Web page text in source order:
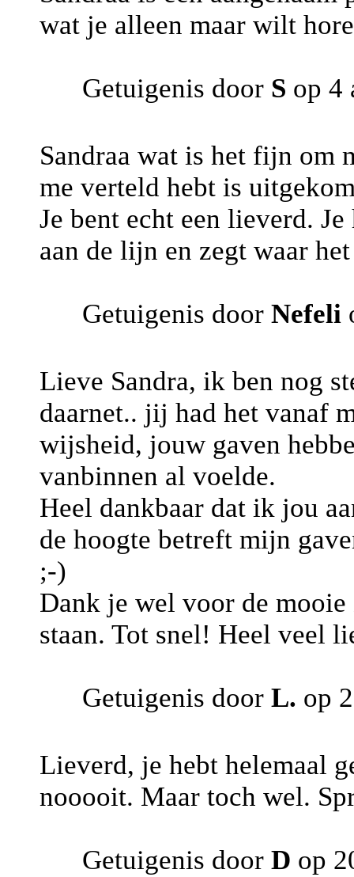
wat je alleen maar wilt
Getuigenis door S op 4
Sandraa wat is het fijn om
me verteld hebt is
Je bent echt een lieverd.
aan de lijn en zegt waar
Getuigenis door Nefeli
Lieve Sandra, ik ben nog
daarnet.. jij had het vanaf
wijsheid, jouw gaven
vanbinnen al voelde.
Heel dankbaar dat ik jou
de hoogte betreft mijn
;-)
Dank je wel voor de
staan. Tot snel! Heel veel
Getuigenis door L. op
Lieverd, je hebt helemaal
nooooit. Maar toch wel.
Getuigenis door D op